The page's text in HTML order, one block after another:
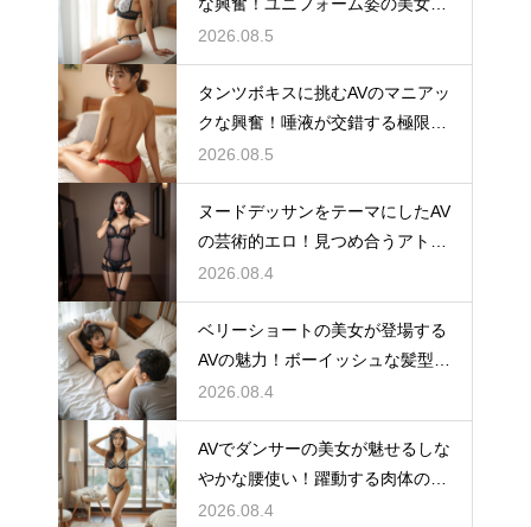
汗の絡み
2026.08.5
タンツボキスに挑むAVのマニアッ
クな興奮！唾液が交錯する極限の
フェチ
2026.08.5
ヌードデッサンをテーマにしたAV
の芸術的エロ！見つめ合うアトリ
エの恋
2026.08.4
ベリーショートの美女が登場する
AVの魅力！ボーイッシュな髪型と
色気の罠
2026.08.4
AVでダンサーの美女が魅せるしな
やかな腰使い！躍動する肉体の官
能美
2026.08.4